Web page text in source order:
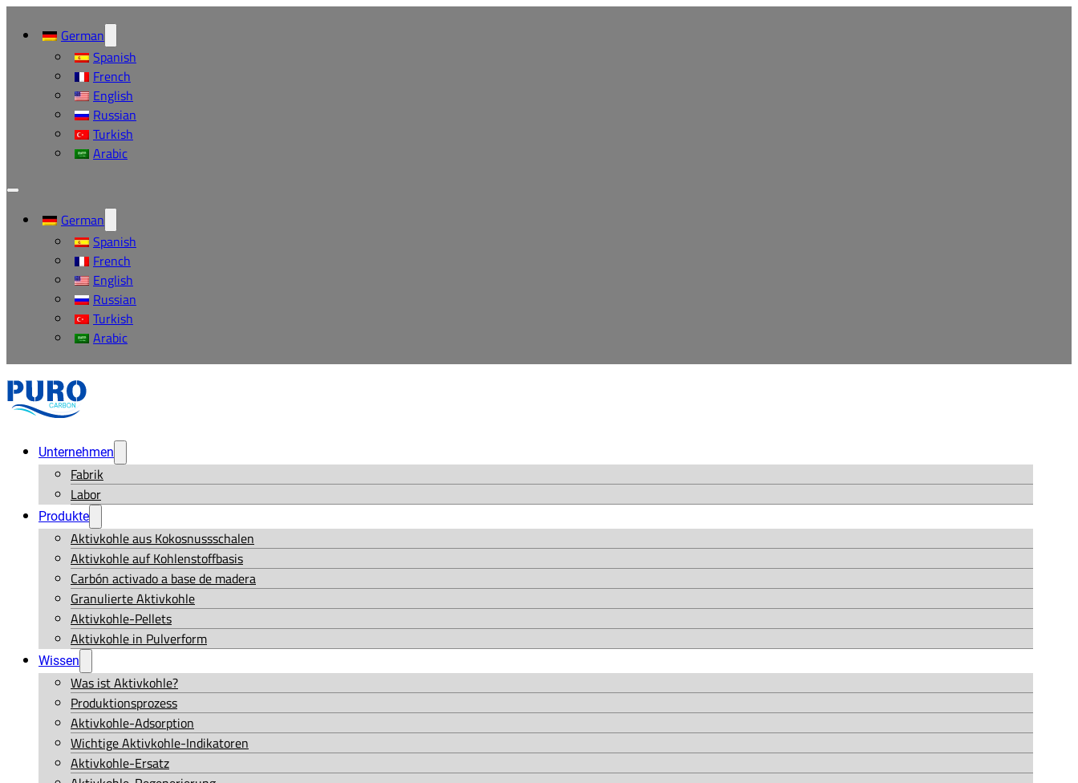
German
Spanish
French
English
Russian
Turkish
Arabic
German
Spanish
French
English
Russian
Turkish
Arabic
Unternehmen
Fabrik
Labor
Produkte
Aktivkohle aus Kokosnussschalen
Aktivkohle auf Kohlenstoffbasis
Carbón activado a base de madera
Granulierte Aktivkohle
Aktivkohle-Pellets
Aktivkohle in Pulverform
Wissen
Was ist Aktivkohle?
Produktionsprozess
Aktivkohle-Adsorption
Wichtige Aktivkohle-Indikatoren
Aktivkohle-Ersatz